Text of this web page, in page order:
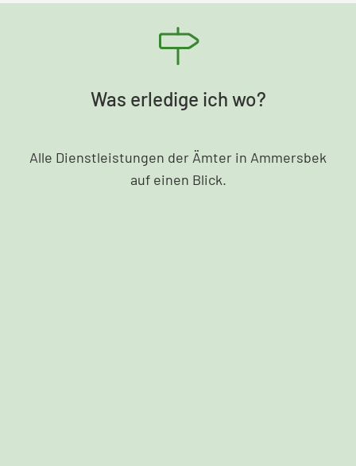
Was erledige ich wo?
Alle Dienstleistungen der Ämter in Ammersbek
auf einen Blick.